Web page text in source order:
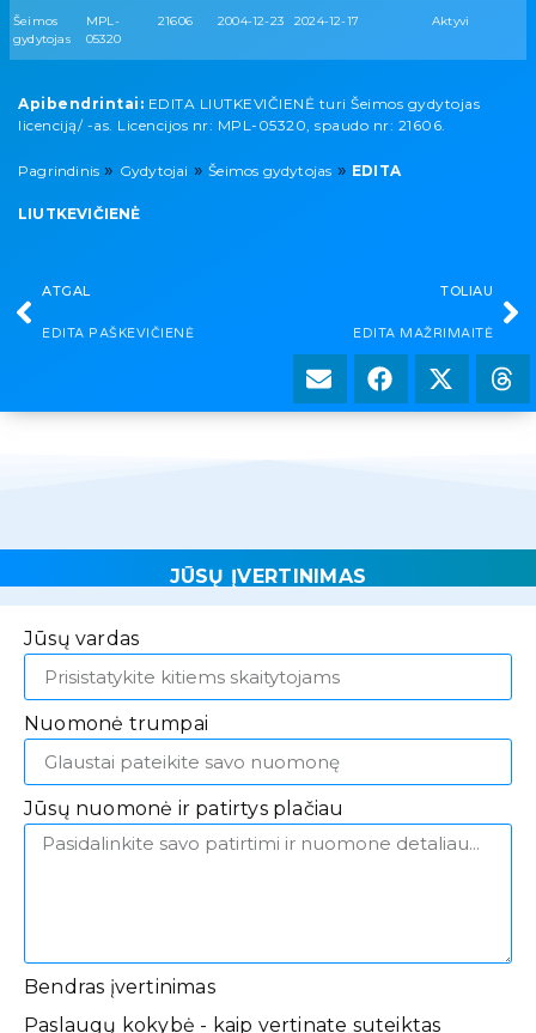
Šeimos
gydytojas
MPL-
05320
21606 2004-12-23 2024-12-17 Aktyvi
Apibendrintai: EDITA LIUTKEVIČIENĖ turi Šeimos gydytojas
licenciją/ -as. Licencijos nr: MPL-05320, spaudo nr: 21606.
Pagrindinis » Gydytojai »Šeimos gydytojas » EDITA
LIUTKEVIČIENĖ
ATGAL
EDITA PAŠKEVIČIENĖ
TOLIAU
EDITA MAŽRIMAITĖ
JŪSŲ ĮVERTINIMAS
Jūsų vardas
Nuomonė trumpai
Jūsų nuomonė ir patirtys plačiau
Bendras įvertinimas
Paslaugų kokybė - kaip vertinate suteiktas